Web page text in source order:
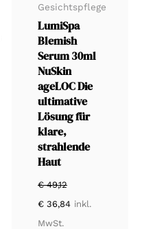
Gesichtspflege
LumiSpa
Blemish
Serum 30ml
NuSkin
ageLOC Die
ultimative
Lösung für
klare,
strahlende
Haut
€49,12
Ursprünglicher
Preis
war:
€ 36,84
Aktueller
Preis
inkl.
MwSt.